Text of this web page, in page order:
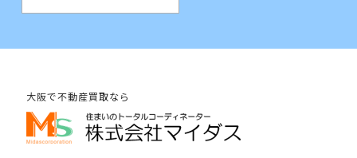
大阪で不動産買取なら